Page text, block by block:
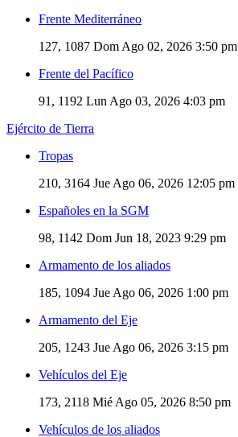
Frente Mediterráneo
127, 1087 Dom Ago 02, 2026 3:50 pm
Frente del Pacífico
91, 1192 Lun Ago 03, 2026 4:03 pm
Ejército de Tierra
Tropas
210, 3164 Jue Ago 06, 2026 12:05 pm
Españoles en la SGM
98, 1142 Dom Jun 18, 2023 9:29 pm
Armamento de los aliados
185, 1094 Jue Ago 06, 2026 1:00 pm
Armamento del Eje
205, 1243 Jue Ago 06, 2026 3:15 pm
Vehículos del Eje
173, 2118 Mié Ago 05, 2026 8:50 pm
Vehículos de los aliados